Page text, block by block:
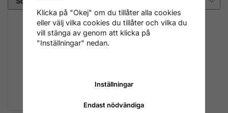
Klicka på "Okej" om du tillåter alla cookies
eller välj vilka cookies du tillåter och vilka du
vill stänga av genom att klicka på
"Inställningar" nedan.
Inställningar
Endast nödvändiga